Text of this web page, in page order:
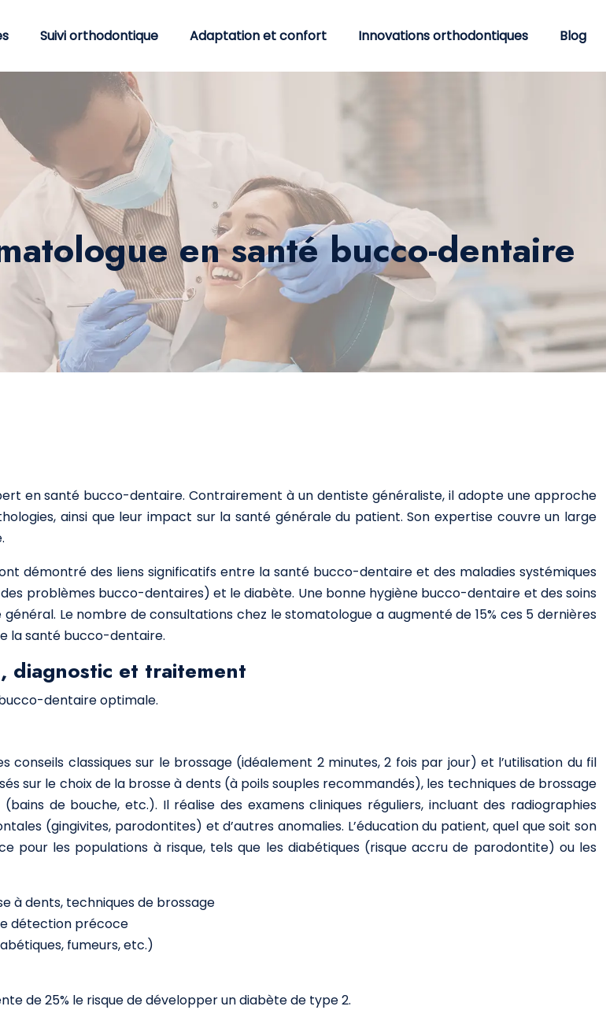
Suivi orthodontique Adaptation et confort Innovations orthodontiques Blog
en santé bucco-dentaire
en santé bucco-dentaire. Contrairement à un dentiste généraliste, il adopte une approche
ainsi que leur impact sur la santé générale du patient. Son expertise couvre un large
démontré des liens significatifs entre la santé bucco-dentaire et des maladies systémiques
problèmes bucco-dentaires) et le diabète. Une bonne hygiène bucco-dentaire et des soins
Le nombre de consultations chez le stomatologue a augmenté de 15% ces 5 dernières
la santé bucco-dentaire.
diagnostic et traitement
dentaire optimale.
classiques sur le brossage (idéalement 2 minutes, 2 fois par jour) et l’utilisation du fil
sur le choix de la brosse à dents (à poils souples recommandés), les techniques de brossage
de bouche, etc.). Il réalise des examens cliniques réguliers, incluant des radiographies
(gingivites, parodontites) et d’autres anomalies. L’éducation du patient, quel que soit son
pour les populations à risque, tels que les diabétiques (risque accru de parodontite) ou les
à dents, techniques de brossage
détection précoce
fumeurs, etc.)
de 25% le risque de développer un diabète de type 2.